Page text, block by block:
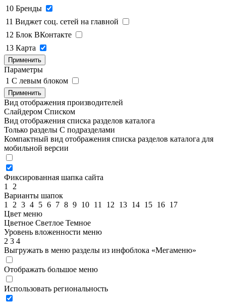
10 Бренды
11 Виджет соц. сетей на главной
12 Блок ВКонтакте
13 Карта
Применить
Параметры
1 C левым блоком
Применить
Вид отображения производителей
Слайдером Списком
Вид отображения списка разделов каталога
Только разделы С подразделами
Компактный вид отображения списка разделов каталога для
мобильной версии
Фиксированная шапка сайта
1
2
Варианты шапок
1
2 3 4 5 6 7 8 9 10 11 12 13 14 15 16 17
Цвет меню
Цветное Светлое Темное
Уровень вложенности меню
2 3 4
Выгружать в меню разделы из инфоблока «Мегаменю»
Отображать большое меню
Использовать региональность